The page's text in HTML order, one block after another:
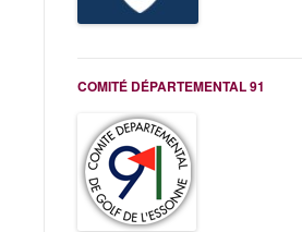
COMITÉ DÉPARTEMENTAL 91